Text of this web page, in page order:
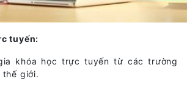
tuyến:
khóa học trực tuyến từ các trường
thế giới.